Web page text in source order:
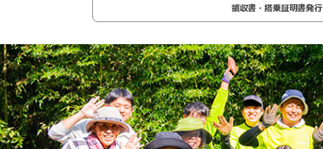
領収書・搭乗証明書発行